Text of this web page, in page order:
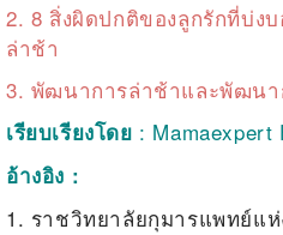
2. 8 สิ่งผิดปกติของลูกรักที่บ่ง
ล่าช้า
3. พัฒนาการล่าช้าและพัฒนา
เรียบเรียงโดย : Mamaexpert
อ้างอิง :
1. ราชวิทยาลัยกุมารแพทย์แ